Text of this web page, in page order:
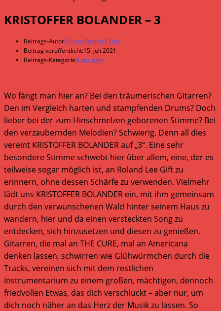
KRISTOFFER BOLANDER – 3
Beitrags-Autor:Simon-Dominik Otte
Beitrag veröffentlicht:15. Juli 2021
Beitrags-Kategorie:Tonträger
Wo fängt man hier an? Bei den träumerischen Gitarren?
Den im Vergleich harten und stampfenden Drums? Doch
lieber bei der zum Hinschmelzen geborenen Stimme? Bei
den verzaubernden Melodien? Schwierig. Denn all dies
vereint KRISTOFFER BOLANDER auf „3“. Eine sehr
besondere Stimme schwebt hier über allem, eine, der es
teilweise sogar möglich ist, an Roland Lee Gift zu
erinnern, ohne dessen Schärfe zu verwenden. Vielmehr
lädt uns KRISTOFFER BOLANDER ein, mit ihm gemeinsam
durch den verwunschenen Wald hinter seinem Haus zu
wandern, hier und da einen versteckten Song zu
entdecken, sich hinzusetzen und diesen zu genießen.
Gitarren, die mal an THE CURE, mal an Americana
denken lassen, schwirren wie Glühwürmchen durch die
Tracks, vereinen sich mit dem restlichen
Instrumentarium zu einem großen, mächtigen, dennoch
friedvollen Etwas, das dich verschluckt – aber nur, um
dich noch näher an das Herz der Musik zu lassen. So